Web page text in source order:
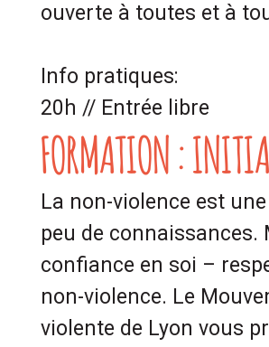
ouverte à toutes et à
Info pratiques:
20h // Entrée libre
FORMATION :
La non-violence est
peu de
confiance en soi –
non-violence. Le
violente de Lyon vous